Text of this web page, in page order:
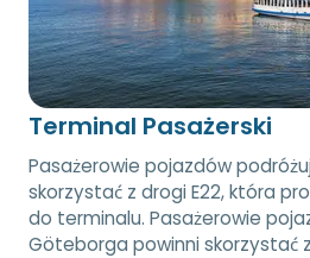
Terminal Pasażerski
Pasażerowie pojazdów
skorzystać z drogi E22, która
do terminalu. Pasażerowie
Göteborga powinni skorzystać